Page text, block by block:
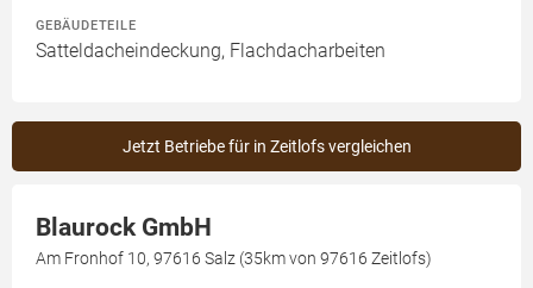
GEBÄUDETEILE
Satteldacheindeckung, Flachdacharbeiten
Jetzt Betriebe für in Zeitlofs vergleichen
Blaurock GmbH
Am Fronhof 10, 97616 Salz (35km von 97616 Zeitlofs)